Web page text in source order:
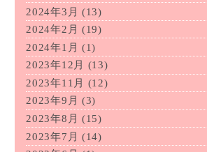
2024年3月 (13)
2024年2月 (19)
2024年1月 (1)
2023年12月
(13)
2023年11月
(12)
2023年9月 (3)
2023年8月 (15)
2023年7月 (14)